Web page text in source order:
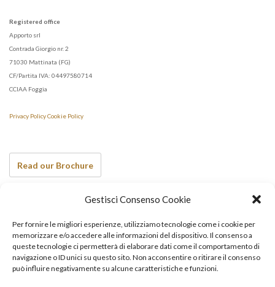
Gestisci Consenso Cookie
Per fornire le migliori esperienze, utilizziamo tecnologie come i cookie per
memorizzare e/o accedere alle informazioni del dispositivo. Il consenso a
queste tecnologie ci permetterà di elaborare dati come il comportamento di
navigazione o ID unici su questo sito. Non acconsentire o ritirare il consenso
può influire negativamente su alcune caratteristiche e funzioni.
Registered office
Apporto srl
Contrada Giorgio nr. 2
71030 Mattinata (FG)
CF/Partita IVA: 04497580714
CCIAA Foggia
Privacy PolicyCookie Policy
Read our Brochure